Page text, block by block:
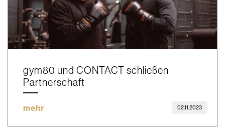
gym80 und CONTACT schließen
Partnerschaft
mehr 02.11.2023